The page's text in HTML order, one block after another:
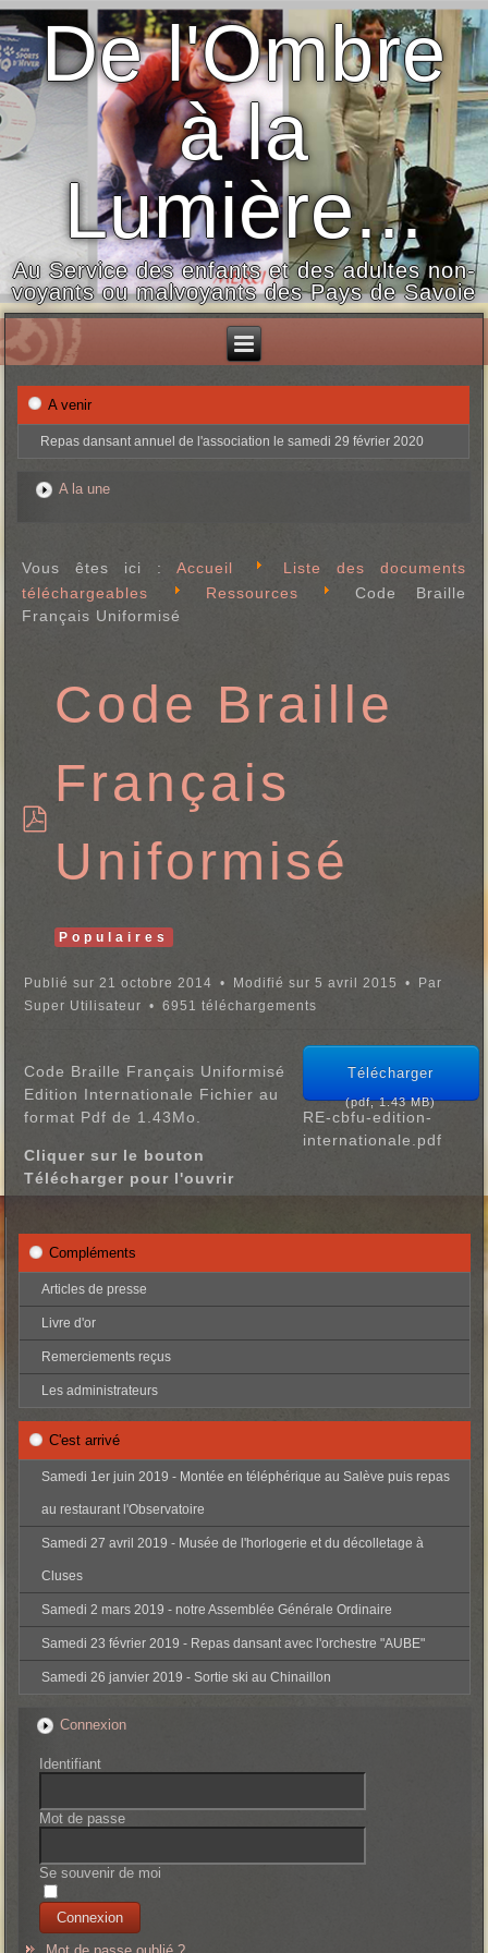
De l'Ombre
à la
Lumière...
Au Service des enfants et des adultes non-
voyants ou malvoyants des Pays de Savoie
A venir
Repas dansant annuel de l'association le samedi 29 février 2020
A la une
Vous êtes ici :Accueil
Liste des documents
téléchargeables
Ressources
Code Braille
Français Uniformisé
Code Braille
Français
Uniformisé
Populaires
Publié sur 21 octobre 2014 Modifié sur 5 avril 2015
Par
Super Utilisateur
6951 téléchargements
Télécharger
(pdf,1.43 MB)
RE-cbfu-edition-
internationale.pdf
Code Braille Français Uniformisé
Edition Internationale Fichier au
format Pdf de 1.43Mo.
Cliquer sur le bouton
Télécharger pour l'ouvrir
Compléments
Articles de presse
Livre d'or
Remerciements reçus
Les administrateurs
C'est arrivé
Samedi 1er juin 2019 - Montée en téléphérique au Salève puis repas
au restaurant l'Observatoire
Samedi 27 avril 2019 - Musée de l'horlogerie et du décolletage à
Cluses
Samedi 2 mars 2019 - notre Assemblée Générale Ordinaire
Samedi 23 février 2019 - Repas dansant avec l'orchestre "AUBE"
Samedi 26 janvier 2019 - Sortie ski au Chinaillon
Connexion
Identifiant
Mot de passe
Se souvenir de moi